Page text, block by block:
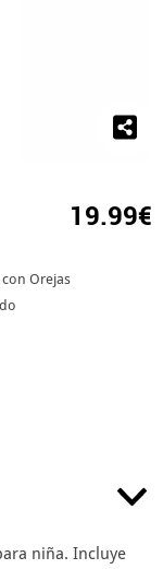
19.99€
Orejas
niña. Incluye